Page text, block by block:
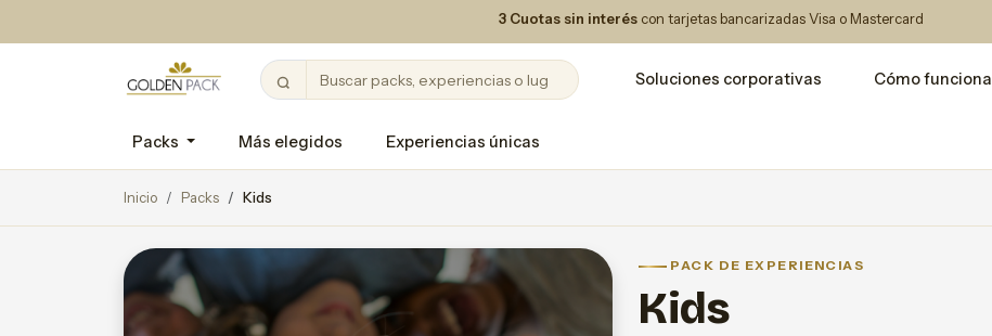
3 Cuotas sin interés con tarjetas bancarizadas Visa o Mastercard
Soluciones corporativas Cómo funciona
Packs Más elegidos Experiencias únicas
Inicio Packs Kids
PACK DE EXPERIENCIAS
Kids